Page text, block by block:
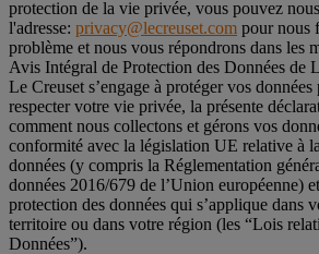
protection de la vie privée, vous pouvez
l'adresse: privacy@lecreuset.com pour nous
problème et nous vous répondrons dans les
Avis Intégral de Protection des Données de
Le Creuset s’engage à protéger vos données
respecter votre vie privée, la présente
comment nous collectons et gérons vos
conformité avec la législation UE relative à
données (y compris la Réglementation
données 2016/679 de l’Union européenne)
protection des données qui s’applique dans
territoire ou dans votre région (les “Lois
Données”).